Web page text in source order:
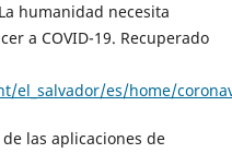
humanidad necesita
a COVID-19. Recuperado
el_salvador/es/home/
las aplicaciones de